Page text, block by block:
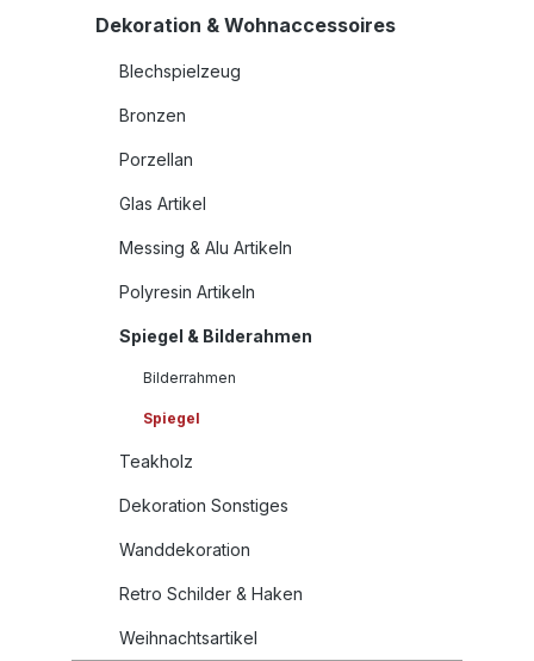
Dekoration & Wohnaccessoires
Blechspielzeug
Bronzen
Porzellan
Glas Artikel
Messing & Alu Artikeln
Polyresin Artikeln
Spiegel & Bilderahmen
Bilderrahmen
Spiegel
Teakholz
Dekoration Sonstiges
Wanddekoration
Retro Schilder & Haken
Weihnachtsartikel